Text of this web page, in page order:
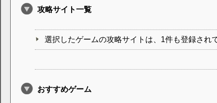
攻略サイト一覧
選択したゲームの攻略サイトは、1件も登録され
おすすめゲーム